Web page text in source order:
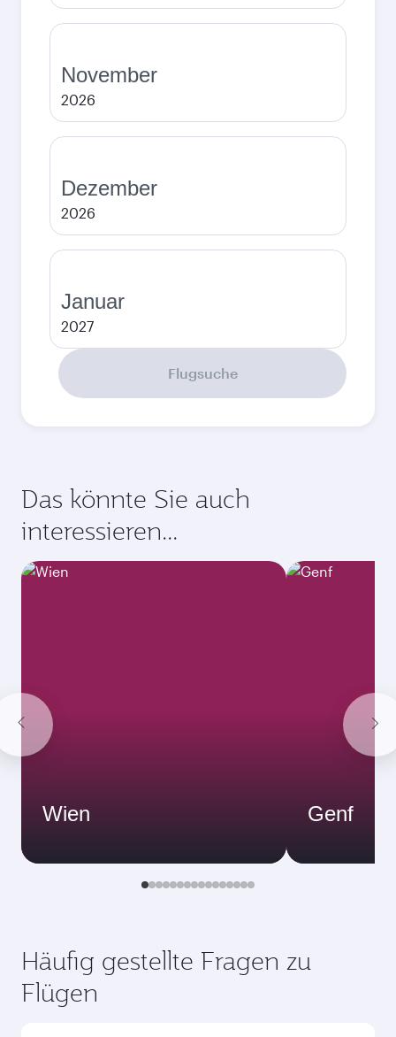
November
2026
Dezember
2026
Januar
2027
Flugsuche
Das könnte Sie auch
interessieren...
Wien Genf
Häufig gestellte Fragen zu
Flügen